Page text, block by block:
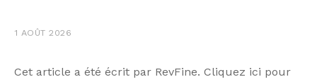
1 AOÛT 2026
Cet article a été écrit par RevFine. Cliquez ici pour